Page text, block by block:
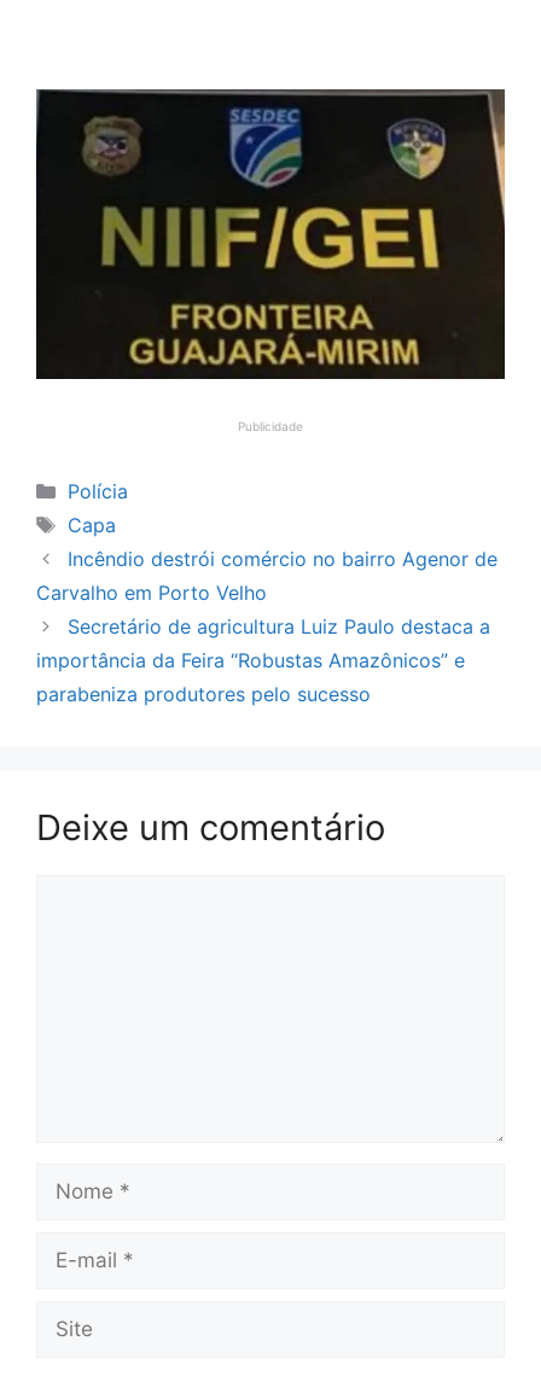
Publicidade
Categorias
Polícia
Tags
Capa
Incêndio destrói comércio no bairro Agenor de
Carvalho em Porto Velho
Secretário de agricultura Luiz Paulo destaca a
importância da Feira “Robustas Amazônicos” e
parabeniza produtores pelo sucesso
Deixe um comentário
Nome
Site